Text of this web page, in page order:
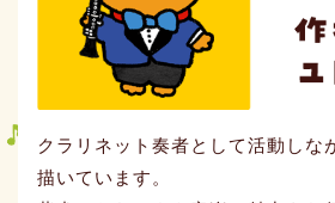
クラリネット奏者として活動しな
描いています。